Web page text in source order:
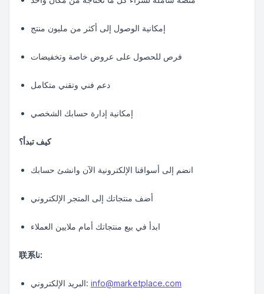
إمكانية الوصول إلى أكثر من مليون منتج
فرص للحصول على عروض خاصة وتخفيضات
دعم فني وتقني متكامل
إمكانية إدارة حسابك الشخصي
كيف تبدأ؟
انضم إلى أسواقنا الإلكترونية الآن وانشئ حسابك
أضف منتجاتك إلى المتجر الإلكتروني
ابدأ في بيع منتجاتك أمام ملايين العملاء
联系نا:
البريد الإلكتروني: info@marketplace.com